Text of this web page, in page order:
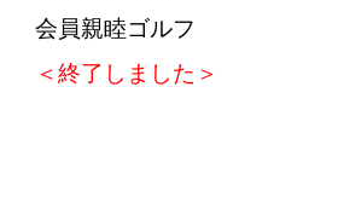
会員親睦ゴルフ
＜終了しました＞